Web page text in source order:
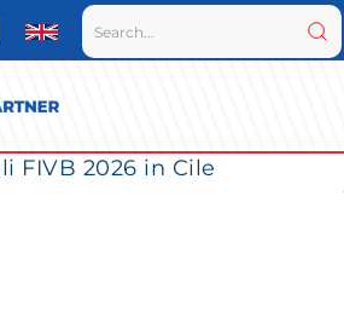
FIVB 2026 in Cile